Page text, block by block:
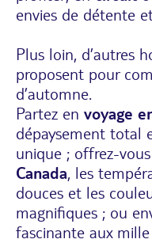
envies de détente
Plus loin, d’autres
proposent pour
d’automne.
Partez en voyage
dépaysement total
unique ; offrez-
Canada, les
douces et les
magnifiques ; ou
fascinante aux